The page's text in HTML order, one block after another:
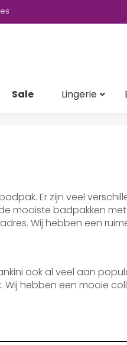
Sale Lingerie
Er zijn veel
mooiste badpakken
Wij hebben een
ook al veel aan
hebben een mooie